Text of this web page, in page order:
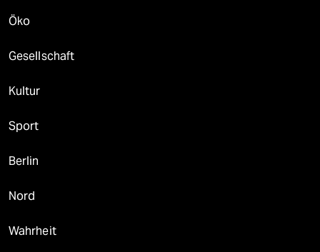
Öko
Gesellschaft
Kultur
Sport
Berlin
Nord
Wahrheit